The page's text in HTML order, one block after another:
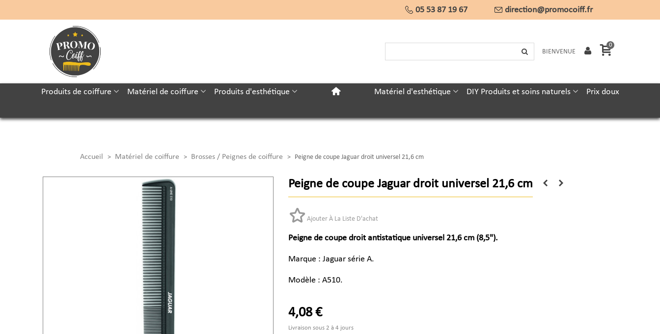
05 53 87 19 67 direction@promocoiff.fr
BIENVENUE
0
Produits de coiffure Matériel de coiffure Produits d'esthétique Matériel d'esthétique DIY Produits et soins naturels Prix doux
Accueil > Matériel de coiffure > Brosses / Peignes de coiffure > Peigne de coupe Jaguar droit universel 21,6 cm
Peigne de coupe Jaguar droit universel 21,6 cm
Ajouter À La Liste D'achat
Peigne de coupe droit antistatique universel 21,6 cm (8,5").
Marque : Jaguar série A.
Modèle : A510.
4,08 €
Livraison sous 2 à 4 jours